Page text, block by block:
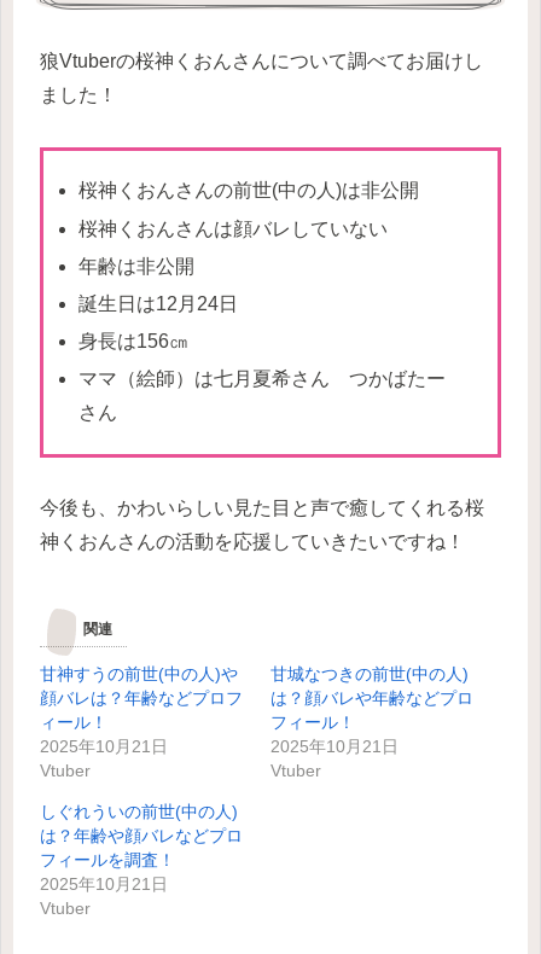
狼Vtuberの桜神くおんさんについて調べてお届けし
ました！
桜神くおんさんの前世(中の人)は非公開
桜神くおんさんは顔バレしていない
年齢は非公開
誕生日は12月24日
身長は156㎝
ママ（絵師）は七月夏希さん つかばたー
さん
今後も、かわいらしい見た目と声で癒してくれる桜
神くおんさんの活動を応援していきたいですね！
関連
甘神すうの前世(中の人)や
顔バレは？年齢などプロフ
ィール！
2025年10月21日
Vtuber
甘城なつきの前世(中の人)
は？顔バレや年齢などプロ
フィール！
2025年10月21日
Vtuber
しぐれういの前世(中の人)
は？年齢や顔バレなどプロ
フィールを調査！
2025年10月21日
Vtuber